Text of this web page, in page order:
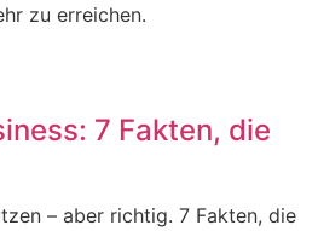
zu erreichen.
7 Fakten, die
– aber richtig. 7 Fakten, die